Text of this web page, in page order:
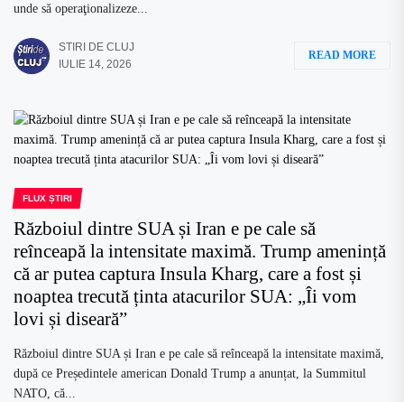
unde să operaţionalizeze...
STIRI DE CLUJ
IULIE 14, 2026
READ MORE
FLUX ȘTIRI
Războiul dintre SUA și Iran e pe cale să
reînceapă la intensitate maximă. Trump amenință
că ar putea captura Insula Kharg, care a fost și
noaptea trecută ținta atacurilor SUA: „Îi vom
lovi și diseară”
Războiul dintre SUA și Iran e pe cale să reînceapă la intensitate maximă,
după ce Președintele american Donald Trump a anunțat, la Summitul
NATO, că...